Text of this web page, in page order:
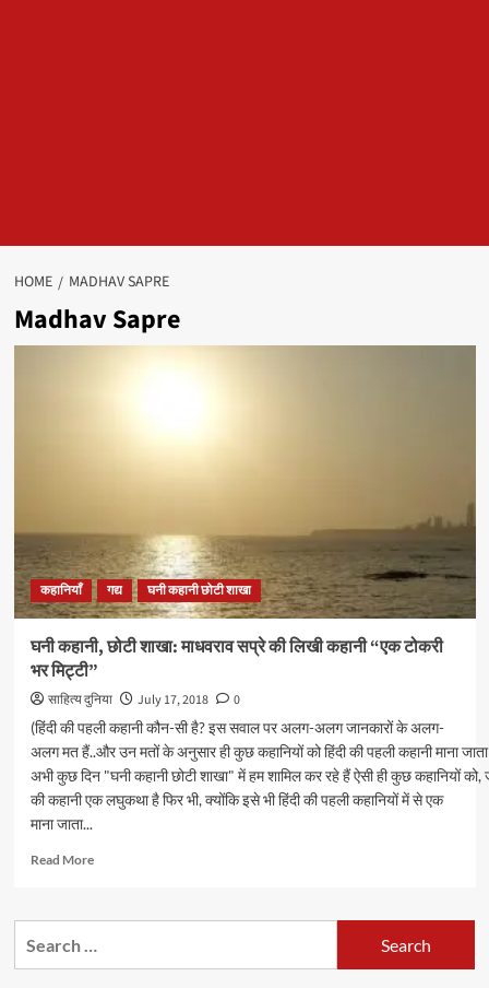
HOME MADHAV SAPRE
Madhav Sapre
कहानियाँ गद्य घनी कहानी छोटी शाखा
घनी कहानी, छोटी शाखा: माधवराव सप्रे की लिखी कहानी “एक टोकरी
भर मिट्टी”
साहित्य दुनिया July 17, 2018
0
(हिंदी की पहली कहानी कौन-सी है? इस सवाल पर अलग-अलग जानकारों के अलग-
अलग मत हैं..और उन मतों के अनुसार ही कुछ कहानियों को हिंदी की पहली कहानी माना
अभी कुछ दिन "घनी कहानी छोटी शाखा" में हम शामिल कर रहे हैं ऐसी ही कुछ कहानियों को,
की कहानी एक लघुकथा है फिर भी, क्योंकि इसे भी हिंदी की पहली कहानियों में से एक
माना जाता...
Read MoreRead
घनी